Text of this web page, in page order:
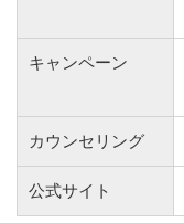
キャンペーン
カウンセリング
公式サイト